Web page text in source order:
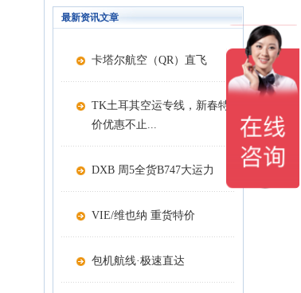
最新资讯文章
卡塔尔航空（QR）直飞
TK土耳其空运专线，新春特
价优惠不止...
DXB 周5全货B747大运力
VIE/维也纳 重货特价
包机航线·极速直达